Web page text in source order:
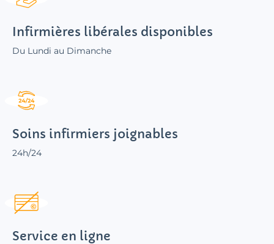
Infirmières libérales disponibles
Du Lundi au Dimanche
Soins infirmiers joignables
24h/24
Service en ligne